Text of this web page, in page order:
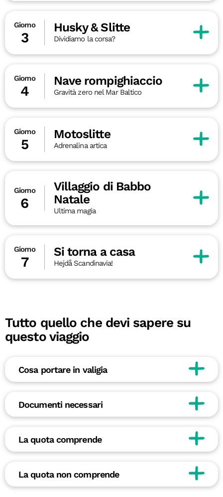
Giorno
3
Husky & Slitte
Dividiamo la corsa?
Giorno
4
Nave rompighiaccio
Gravità zero nel Mar Baltico
Giorno
5
Motoslitte
Adrenalina artica
Giorno
6
Villaggio di Babbo
Natale
Ultima magia
Giorno
7
Si torna a casa
Hejdå Scandinavia!
Tutto quello che devi sapere su
questo viaggio
Cosa portare in valigia
Documenti necessari
La quota comprende
La quota non comprende